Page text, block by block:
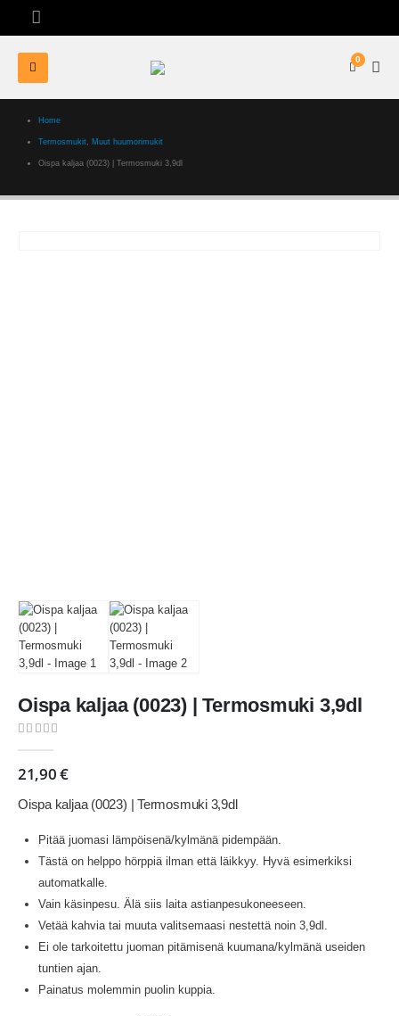
0
Home
Termosmukit, Muut huumorimukit
Oispa kaljaa (0023) | Termosmuki 3,9dl
Oispa kaljaa (0023) | Termosmuki 3,9dl
21,90€
Oispa kaljaa (0023) | Termosmuki 3,9dl
Pitää juomasi lämpöisenä/kylmänä pidempään.
Tästä on helppo hörppiä ilman että läikkyy. Hyvä esimerkiksi
automatkalle.
Vain käsinpesu. Älä siis laita astianpesukoneeseen.
Vetää kahvia tai muuta valitsemaasi nestettä noin 3,9dl.
Ei ole tarkoitettu juoman pitämisenä kuumana/kylmänä useiden
tuntien ajan.
Painatus molemmin puolin kuppia.